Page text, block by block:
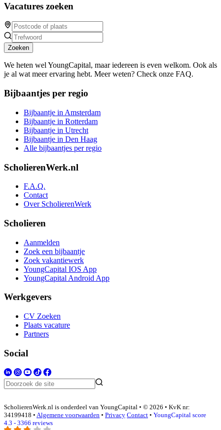
Vacatures zoeken
Zoeken
We heten wel YoungCapital, maar iedereen is even welkom. Ook als
je al wat meer ervaring hebt. Meer weten? Check onze FAQ.
Bijbaantjes per regio
Bijbaantje in Amsterdam
Bijbaantje in Rotterdam
Bijbaantje in Utrecht
Bijbaantje in Den Haag
Alle bijbaantjes per regio
ScholierenWerk.nl
F.A.Q.
Contact
Over ScholierenWerk
Scholieren
Aanmelden
Zoek een bijbaantje
Zoek vakantiewerk
YoungCapital IOS App
YoungCapital Android App
Werkgevers
CV Zoeken
Plaats vacature
Partners
Social
ScholierenWerk.nl is onderdeel van YoungCapital • © 2026 • KvK nr:
34199418 • Algemene voorwaarden • Privacy Contact • YoungCapital score
4.3 - 3366 reviews